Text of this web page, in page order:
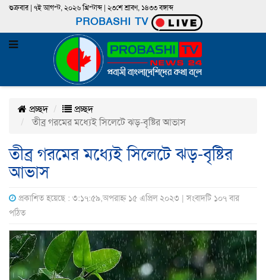
শুক্রবার | ৭ই আগস্ট, ২০২৬ খ্রিস্টাব্দ | ২৩শে শ্রাবণ, ১৪৩৩ বঙ্গাব্দ
PROBASHI TV
প্রচ্ছদ
প্রচ্ছদ
তীব্র গরমের মধ্যেই সিলেটে ঝড়-বৃষ্টির আভাস
তীব্র গরমের মধ্যেই সিলেটে ঝড়-বৃষ্টির
আভাস
প্রকাশিত হয়েছে : ৩:১৭:৫৯,অপরাহ্ন ১৫ এপ্রিল ২০২৩ | সংবাদটি ১০৭ বার
পঠিত